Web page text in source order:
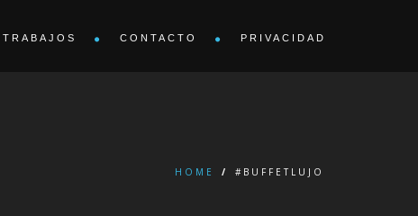
TRABAJOS CONTACTO PRIVACIDAD
HOME / #BUFFETLUJO